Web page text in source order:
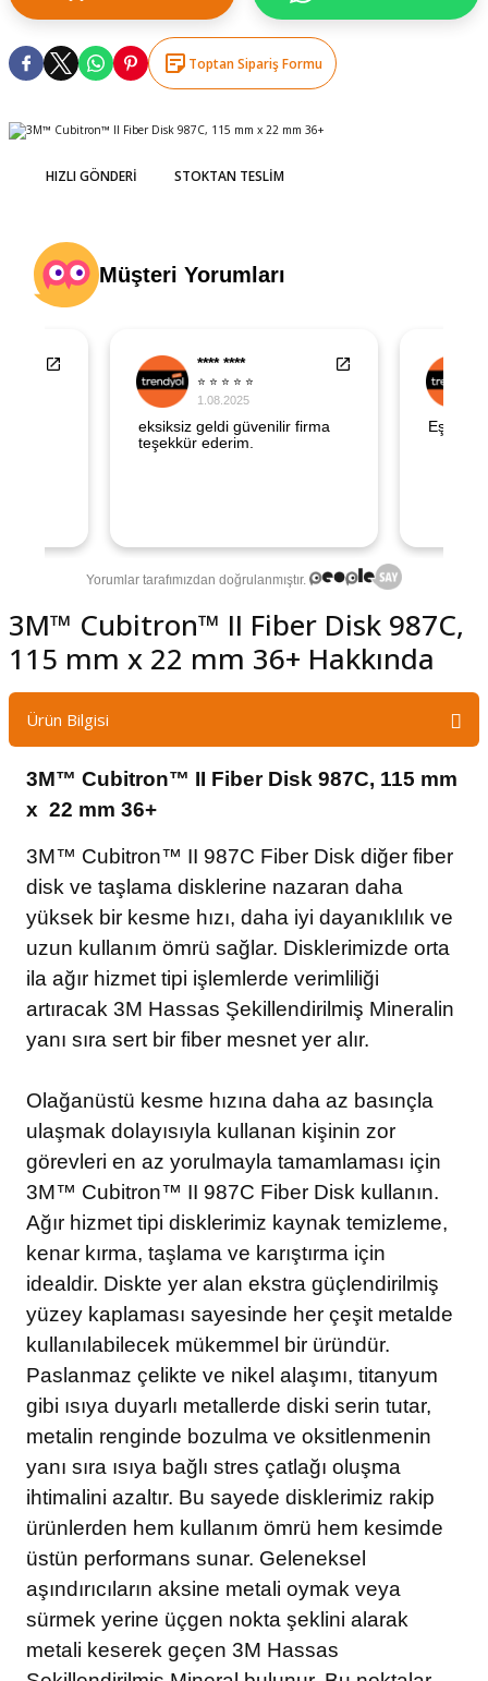
Üfleme
Toptan Sipariş Formu
HIZLI GÖNDERI STOKTAN TESLIM
3M™ Cubitron™ II Fiber Disk 987C,
115 mm x 22 mm 36+ Hakkında
Ürün Bilgisi
3M™ Cubitron™ II Fiber Disk 987C, 115 mm
x 22 mm 36+
3M™ Cubitron™ II 987C Fiber Disk diğer fiber
disk ve taşlama disklerine nazaran daha
yüksek bir kesme hızı, daha iyi dayanıklılık ve
uzun kullanım ömrü sağlar. Disklerimizde orta
ila ağır hizmet tipi işlemlerde verimliliği
artıracak 3M Hassas Şekillendirilmiş Mineralin
yanı sıra sert bir fiber mesnet yer alır.
Olağanüstü kesme hızına daha az basınçla
ulaşmak dolayısıyla kullanan kişinin zor
görevleri en az yorulmayla tamamlaması için
3M™ Cubitron™ II 987C Fiber Disk kullanın.
Ağır hizmet tipi disklerimiz kaynak temizleme,
kenar kırma, taşlama ve karıştırma için
idealdir. Diskte yer alan ekstra güçlendirilmiş
yüzey kaplaması sayesinde her çeşit metalde
kullanılabilecek mükemmel bir üründür.
Paslanmaz çelikte ve nikel alaşımı, titanyum
gibi ısıya duyarlı metallerde diski serin tutar,
metalin renginde bozulma ve oksitlenmenin
yanı sıra ısıya bağlı stres çatlağı oluşma
ihtimalini azaltır. Bu sayede disklerimiz rakip
ürünlerden hem kullanım ömrü hem kesimde
üstün performans sunar. Geleneksel
aşındırıcıların aksine metali oymak veya
sürmek yerine üçgen nokta şeklini alarak
metali keserek geçen 3M Hassas